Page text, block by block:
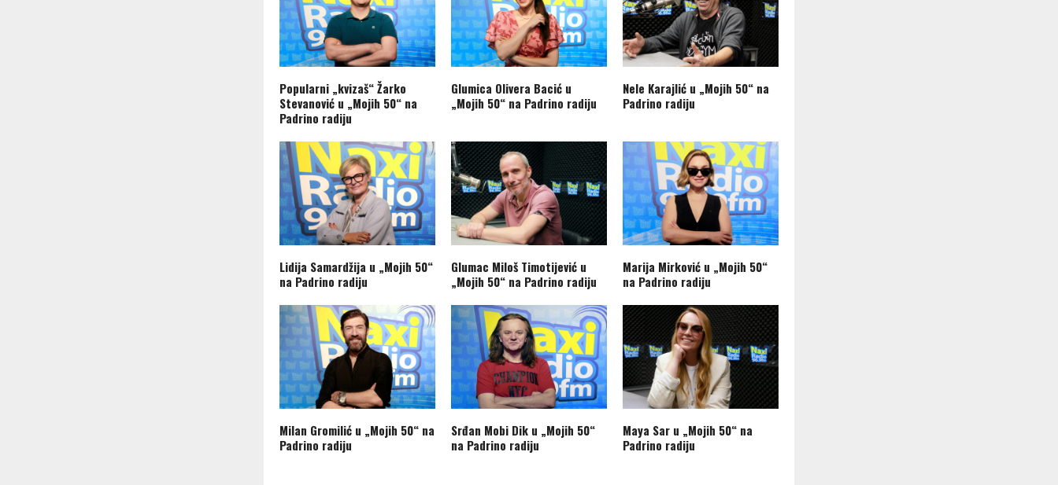
Popularni „kvizaš“ Žarko
Stevanović u „Mojih 50“ na
Padrino radiju
Glumica Olivera Bacić u
„Mojih 50“ na Padrino radiju
Nele Karajlić u „Mojih 50“ na
Padrino radiju
Lidija Samardžija u „Mojih 50“
na Padrino radiju
Glumac Miloš Timotijević u
„Mojih 50“ na Padrino radiju
Marija Mirković u „Mojih 50“
na Padrino radiju
Milan Gromilić u „Mojih 50“ na
Padrino radiju
Srđan Mobi Dik u „Mojih 50“
na Padrino radiju
Maya Sar u „Mojih 50“ na
Padrino radiju